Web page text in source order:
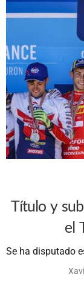
Título y
el
Se ha disputado